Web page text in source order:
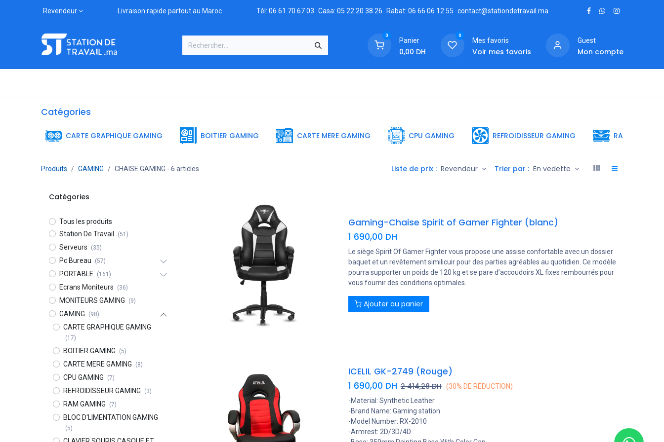
Revendeur Livraison rapide partout au Maroc Tél: 06 61 70 67 03 Casa: 05 22 20 38 26 Rabat: 06 66 06 12 55 contact@stationdetravail.ma
0
Panier
0,00 DH
0
Mes favoris
Voir mes favoris
Guest
Mon compte
Catégories
CARTE GRAPHIQUE GAMING BOITIER GAMING CARTE MERE GAMING CPU GAMING REFROIDISSEUR GAMING RAM GAMING
Produits GAMING CHAISE GAMING - 6 articles Liste de prix : Revendeur Trier par : En vedette
Catégories
Tous les produits
Station De Travail
(51)
Serveurs (35)
Pc Bureau (57)
PORTABLE (161)
Ecrans Moniteurs (36)
MONITEURS GAMING (9)
GAMING (98)
CARTE GRAPHIQUE GAMING
(17)
BOITIER GAMING (5)
CARTE MERE GAMING (8)
CPU GAMING (7)
REFROIDISSEUR GAMING (3)
RAM GAMING (7)
BLOC D'LIMENTATION GAMING
(5)
Gaming-Chaise Spirit of Gamer Fighter (blanc)
1 690,00 DH
Le siège Spirit Of Gamer Fighter vous propose une assise confortable avec un dossier
baquet et un revêtement similicuir pour des parties agréables au quotidien. Ce modèle
pourra supporter un poids de 120 kg et se pare d’accoudoirs XL fixes rembourrés pour
vous fournir des conditions optimales.
Ajouter au panier
ICELIL GK-2749 (Rouge)
1 690,00 DH 2 414,28DH (30% DE RÉDUCTION)
-Material: Synthetic Leather
-Brand Name: Gaming station
-Model Number: RX-2010
-Armrest: 2D/3D/4D